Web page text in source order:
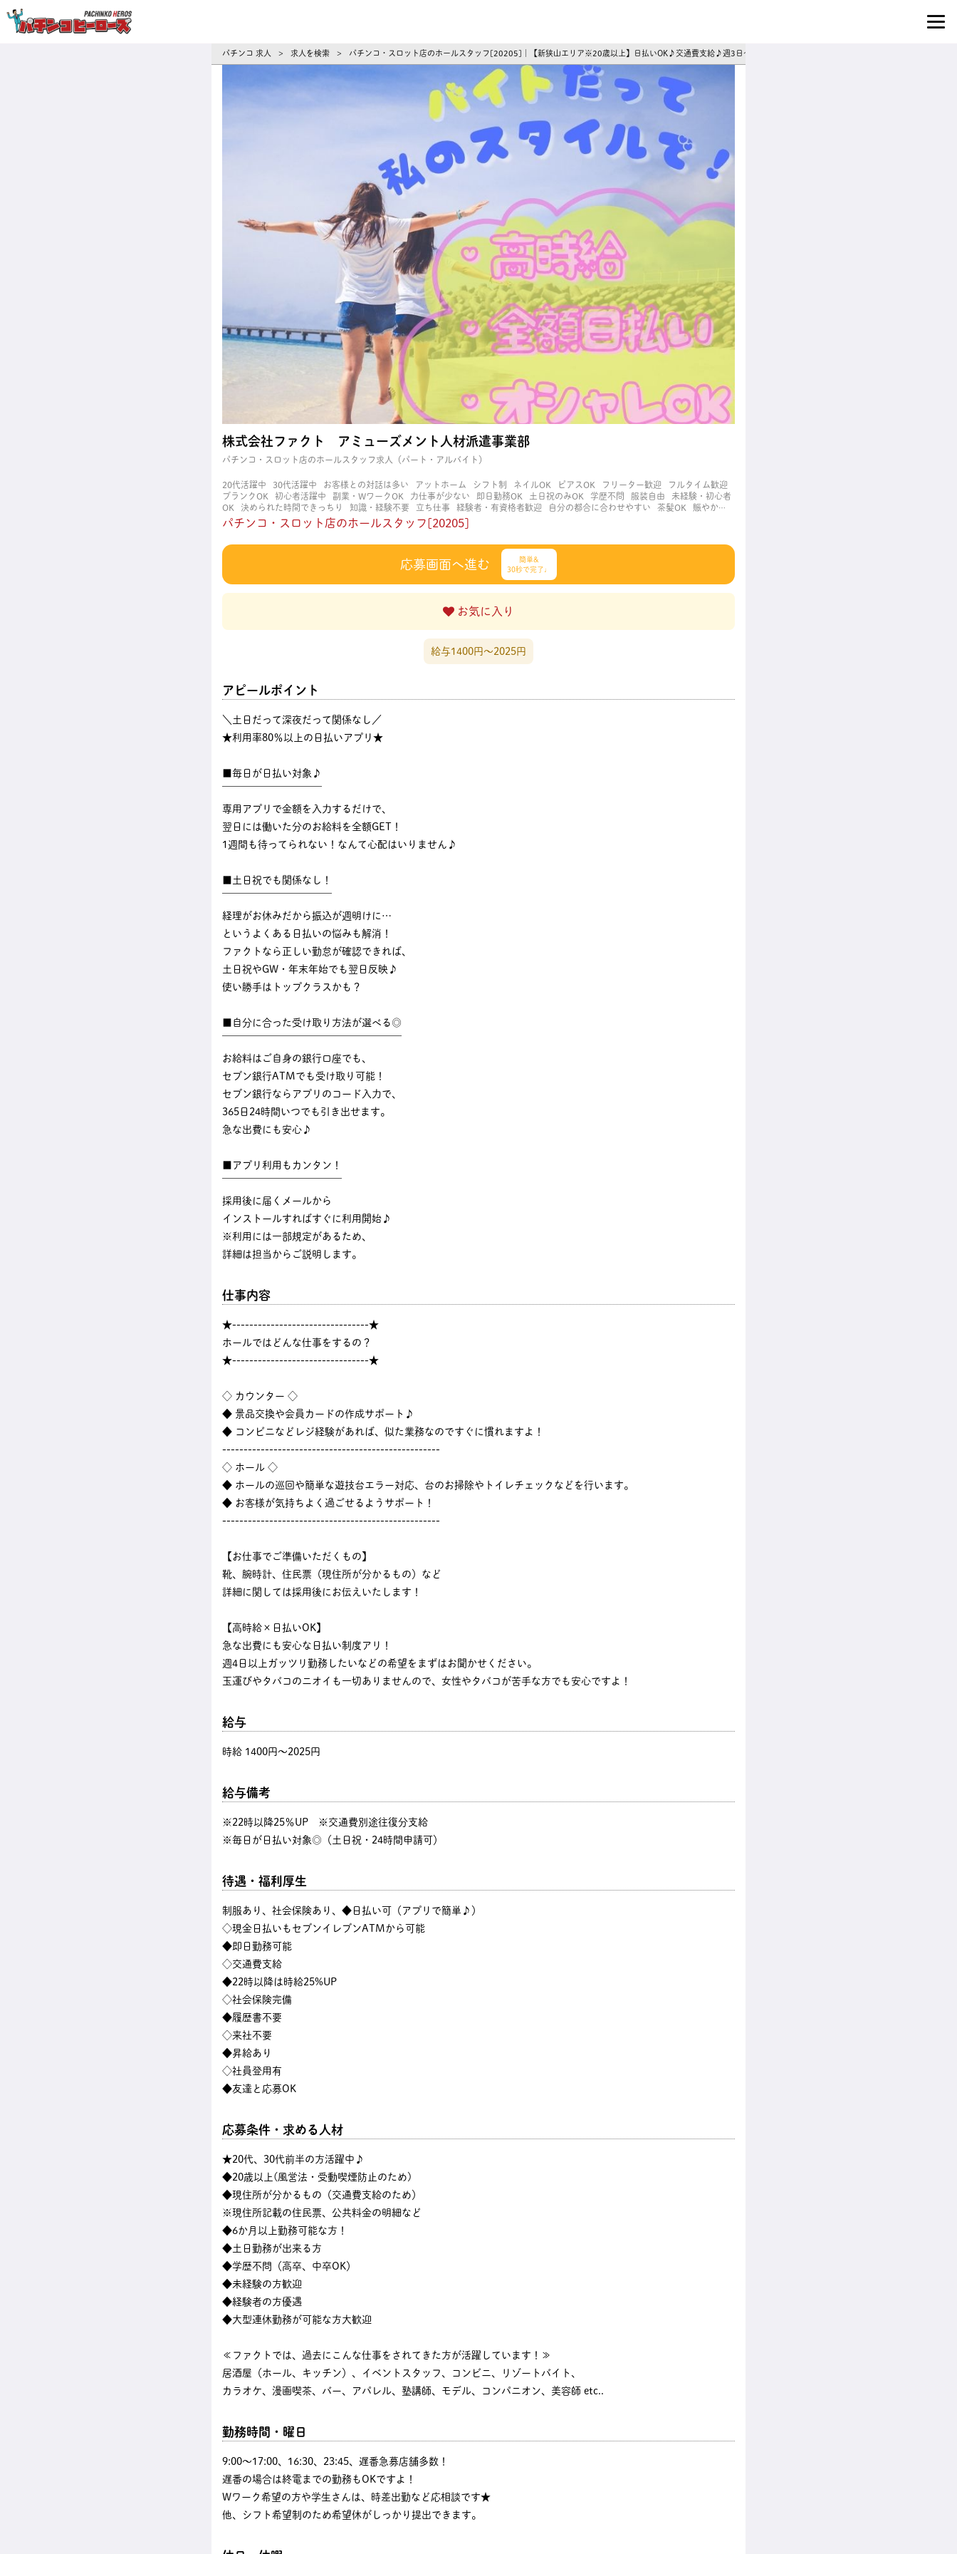
パチンコ 求人 > 求人を検索 > パチンコ・スロット店のホールスタッフ[20205]｜【新狭山エリア※20歳以上】日払いOK♪交通費支給♪週3日～シフト相談◎
株式会社ファクト アミューズメント人材派遣事業部
パチンコ・スロット店のホールスタッフ求人（パート・アルバイト）
20代活躍中 30代活躍中 お客様との対話は多い アットホーム シフト制 ネイルOK ピアスOK フリーター歓迎
フルタイム歓迎
ブランクOK
初心者活躍中 副業・WワークOK 力仕事が少ない 即日勤務OK 土日祝のみOK 学歴不問 服装自由
未経験・初心者
OK
決められた時間できっちり 知識・経験不要 立ち仕事 経験者・有資格者歓迎 自分の都合に合わせやすい 茶髪OK
賑やかな
職場
週4日以上OK 長く働ける 長期歓迎 髪型自由 髪色自由
パチンコ・スロット店のホールスタッフ[20205]
応募画面へ進む
簡単&
30秒で完了♩
お気に入り
給与1400円〜2025円
アピールポイント
＼土日だって深夜だって関係なし／
★利用率80％以上の日払いアプリ★
■毎日が日払い対象♪
専用アプリで金額を入力するだけで、
翌日には働いた分のお給料を全額GET！
1週間も待ってられない！なんて心配はいりません♪
■土日祝でも関係なし！
経理がお休みだから振込が週明けに…
というよくある日払いの悩みも解消！
ファクトなら正しい勤怠が確認できれば、
土日祝やGW・年末年始でも翌日反映♪
使い勝手はトップクラスかも？
■自分に合った受け取り方法が選べる◎
お給料はご自身の銀行口座でも、
セブン銀行ATMでも受け取り可能！
セブン銀行ならアプリのコード入力で、
365日24時間いつでも引き出せます。
急な出費にも安心♪
■アプリ利用もカンタン！
採用後に届くメールから
インストールすればすぐに利用開始♪
※利用には一部規定があるため、
詳細は担当からご説明します。
仕事内容
★--------------------------------★
ホールではどんな仕事をするの？
★--------------------------------★
◇ カウンター ◇
◆ 景品交換や会員カードの作成サポート♪
◆ コンビニなどレジ経験があれば、似た業務なのですぐに慣れますよ！
---------------------------------------------------
◇ ホール ◇
◆ ホールの巡回や簡単な遊技台エラー対応、台のお掃除やトイレチェックなどを行います。
◆ お客様が気持ちよく過ごせるようサポート！
---------------------------------------------------
【お仕事でご準備いただくもの】
靴、腕時計、住民票（現住所が分かるもの）など
詳細に関しては採用後にお伝えいたします！
【高時給×日払いOK】
急な出費にも安心な日払い制度アリ！
週4日以上ガッツリ勤務したいなどの希望をまずはお聞かせください。
玉運びやタバコのニオイも一切ありませんので、女性やタバコが苦手な方でも安心ですよ！
給与
時給 1400円〜2025円
給与備考
※22時以降25％UP ※交通費別途往復分支給
※毎日が日払い対象◎（土日祝・24時間申請可）
待遇・福利厚生
制服あり、社会保険あり、◆日払い可（アプリで簡単♪）
◇現金日払いもセブンイレブンATMから可能
◆即日勤務可能
◇交通費支給
◆22時以降は時給25%UP
◇社会保険完備
◆履歴書不要
◇来社不要
◆昇給あり
◇社員登用有
◆友達と応募OK
応募条件・求める人材
★20代、30代前半の方活躍中♪
◆20歳以上(風営法・受動喫煙防止のため)
◆現住所が分かるもの（交通費支給のため）
※現住所記載の住民票、公共料金の明細など
◆6か月以上勤務可能な方！
◆土日勤務が出来る方
◆学歴不問（高卒、中卒OK）
◆未経験の方歓迎
◆経験者の方優遇
◆大型連休勤務が可能な方大歓迎
≪ファクトでは、過去にこんな仕事をされてきた方が活躍しています！≫
居酒屋（ホール、キッチン）、イベントスタッフ、コンビニ、リゾートバイト、
カラオケ、漫画喫茶、バー、アパレル、塾講師、モデル、コンパニオン、美容師 etc..
勤務時間・曜日
9:00〜17:00、16:30、23:45、遅番急募店舗多数！
遅番の場合は終電までの勤務もOKですよ！
Wワーク希望の方や学生さんは、時差出勤など応相談です★
他、シフト希望制のため希望休がしっかり提出できます。